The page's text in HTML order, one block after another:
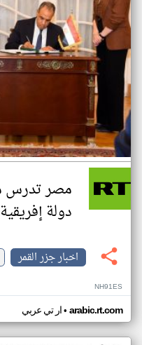
مصر تدرس
دولة إفريقية
اخبار جزر القمر
NH91ES
ار تي عربي• arabic.rt.com